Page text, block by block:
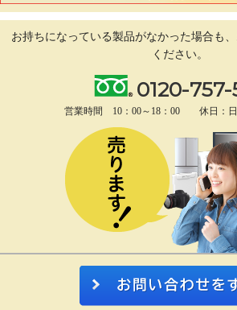
お持ちになっている製品がなかった場合も、
ください。
0120-757-
営業時間 10：00～18：00 休日：日